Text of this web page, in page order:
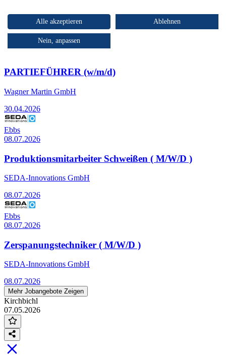
23.07.2026
PARTIEFÜHRER (w/m/d)
Wagner Martin GmbH
30.04.2026
Ebbs
08.07.2026
Produktionsmitarbeiter Schweißen ( M/W/D )
SEDA-Innovations GmbH
08.07.2026
Ebbs
08.07.2026
Zerspanungstechniker ( M/W/D )
SEDA-Innovations GmbH
08.07.2026
Mehr Jobangebote Zeigen
Kirchbichl
07.05.2026
Alle akzeptieren Ablehnen
Nein, anpassen